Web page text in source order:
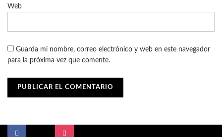
Web
Guarda mi nombre, correo electrónico y web en este navegador
para la próxima vez que comente.